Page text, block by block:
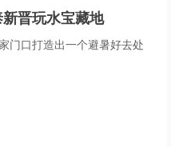
晋玩水宝藏地
门口打造出一个避暑好去处